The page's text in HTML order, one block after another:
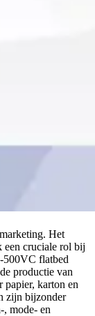
Het
een cruciale rol bij
500VC flatbed
productie van
karton en
zijn bijzonder
, mode- en